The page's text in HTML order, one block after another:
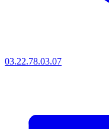
03.22.78.03.07